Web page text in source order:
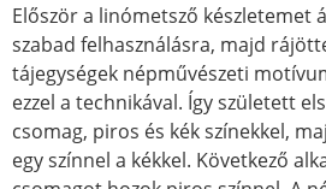
Először a linómetsző készletemet
szabad felhasználásra, majd
tájegységek népművészeti
ezzel a technikával. Így született
csomag, piros és kék színekkel,
egy színnel a kékkel. Következő